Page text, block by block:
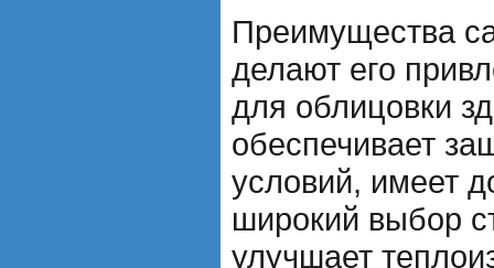
Преимущества
делают его
для облицовки
обеспечивает
условий, имеет
широкий выбор
улучшает